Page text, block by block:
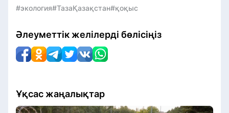
#экология#ТазаҚазақстан#қоқыс
Әлеуметтік желілерді бөлісіңіз
Ұқсас жаңалықтар